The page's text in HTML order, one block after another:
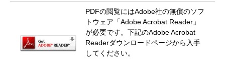
PDFの閲覧にはAdobe社の無償のソフ
トウェア「Adobe Acrobat Reader」
が必要です。下記のAdobe Acrobat
Readerダウンロードページから入手
してください。